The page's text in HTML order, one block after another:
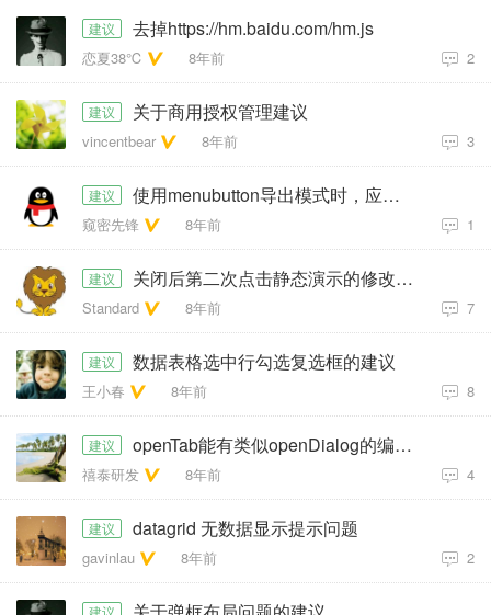
建议 去掉https://hm.baidu.com/hm.js
恋夏38℃ 8年前 2
建议 关于商用授权管理建议
vincentbear 8年前 3
建议 使用menubutton导出模式时，应对原有路径参数进行判断
窥密先锋 8年前 1
建议 关闭后第二次点击静态演示的修改密码弹不出
Standard 8年前 7
建议 数据表格选中行勾选复选框的建议
王小春 8年前 8
建议 openTab能有类似openDialog的编辑功能吗？
禧泰研发 8年前 4
建议 datagrid 无数据显示提示问题
gavinlau 8年前 2
建议